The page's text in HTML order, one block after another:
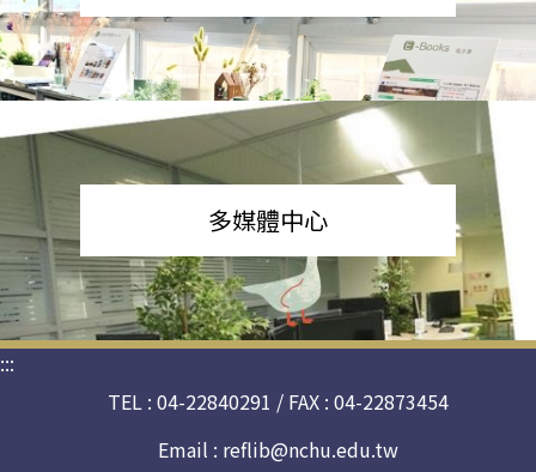
多媒體中心
:::
TEL : 04-22840291 / FAX : 04-22873454
Email : reflib@nchu.edu.tw